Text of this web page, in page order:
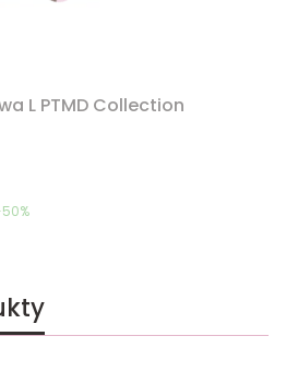
L PTMD Collection